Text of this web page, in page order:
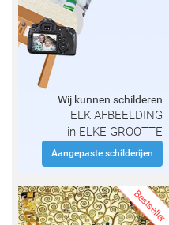
Wij kunnen schilderen
ELK AFBEELDING
in ELKE GROOTTE
Aangepaste schilderijen
Bestseller